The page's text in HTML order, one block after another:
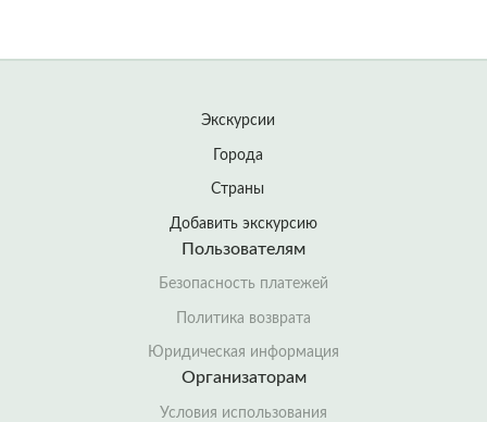
Экскурсии
Города
Страны
Добавить экскурсию
Пользователям
Безопасность платежей
Политика возврата
Юридическая информация
Организаторам
Условия использования